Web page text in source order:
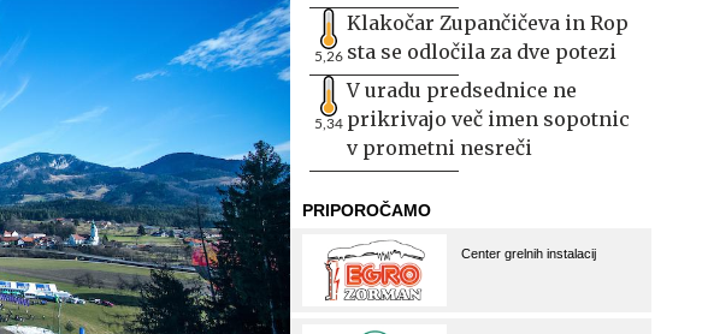
5,26
Klakočar Zupančičeva in Rop
sta se odločila za dve potezi
5,34
V uradu predsednice ne
prikrivajo več imen sopotnic
v prometni nesreči